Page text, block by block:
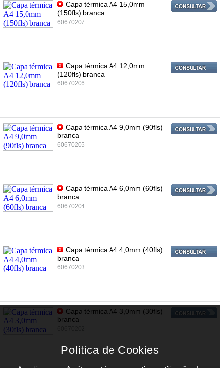
Capa térmica A4 15,0mm
(150fls) branca
60670207
Capa térmica A4 12,0mm
(120fls) branca
60670206
Capa térmica A4 9,0mm (90fls)
branca
60670205
Capa térmica A4 6,0mm (60fls)
branca
60670204
Capa térmica A4 4,0mm (40fls)
branca
60670203
Capa térmica A4 3,0mm (30fls)
branca